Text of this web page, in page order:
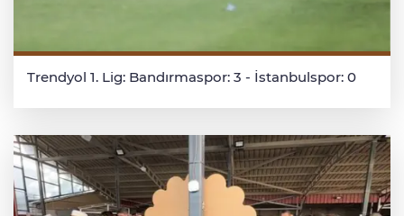
Trendyol 1. Lig: Bandırmaspor: 3 - İstanbulspor: 0